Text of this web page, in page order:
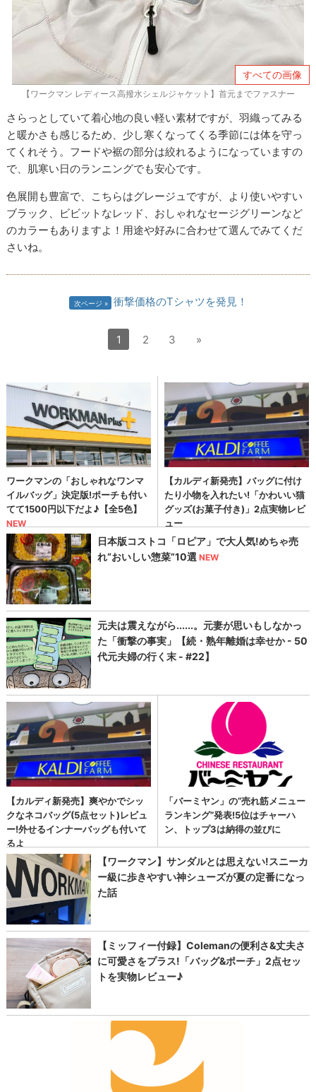
すべての画像
【ワークマン レディース高撥水シェルジャケット】首元までファスナー
さらっとしていて着心地の良い軽い素材ですが、羽織ってみる
と暖かさも感じるため、少し寒くなってくる季節には体を守っ
てくれそう。フードや裾の部分は絞れるようになっていますの
で、肌寒い日のランニングでも安心です。
色展開も豊富で、こちらはグレージュですが、より使いやすい
ブラック、ビビットなレッド、おしゃれなセージグリーンなど
のカラーもありますよ！用途や好みに合わせて選んでみてくだ
さいね。
次ページ 衝撃価格のTシャツを発見！
1 2 3 »